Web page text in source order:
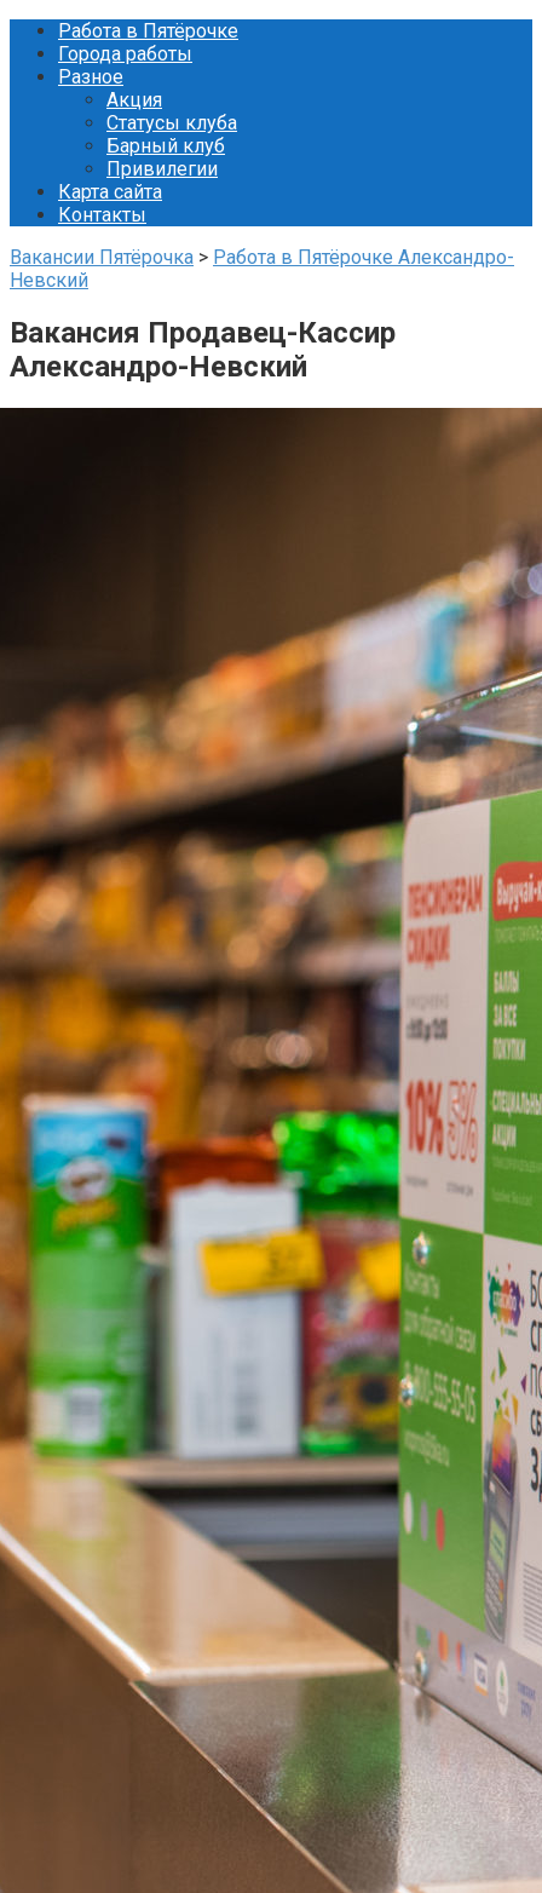
Перейти
контенту
Работа в Пятёрочке
Города работы
Разное
Акция
Статусы клуба
Барный клуб
Привилегии
Карта сайта
Контакты
Вакансии Пятёрочка > Работа в Пятёрочке Александро-
Невский
Вакансия Продавец-Кассир
Александро-Невский